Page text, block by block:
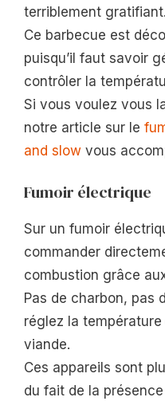
terriblement gratifiant.
Ce barbecue est
puisqu’il faut savoir
contrôler la
Si vous voulez vous
notre article sur le
and slow vous
Fumoir électrique
Sur un fumoir
commander
combustion grâce
Pas de charbon, pas
réglez la
viande.
Ces appareils sont
du fait de la